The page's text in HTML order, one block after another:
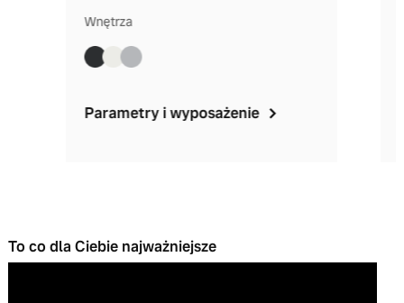
Wnętrza
Parametry i wyposażenie
To co dla Ciebie najważniejsze